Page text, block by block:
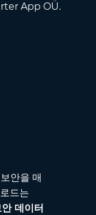
App OÜ.
안을 매
드는
안 데이터